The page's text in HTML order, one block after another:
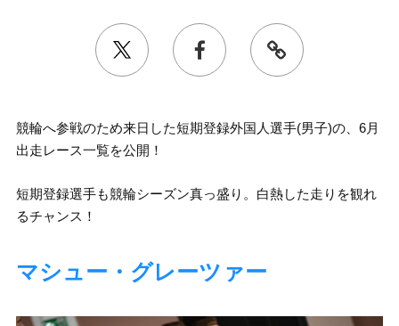
競輪へ参戦のため来日した短期登録外国人選手(男子)の、6月
出走レース一覧を公開！
短期登録選手も競輪シーズン真っ盛り。白熱した走りを観れ
るチャンス！
マシュー・グレーツァー